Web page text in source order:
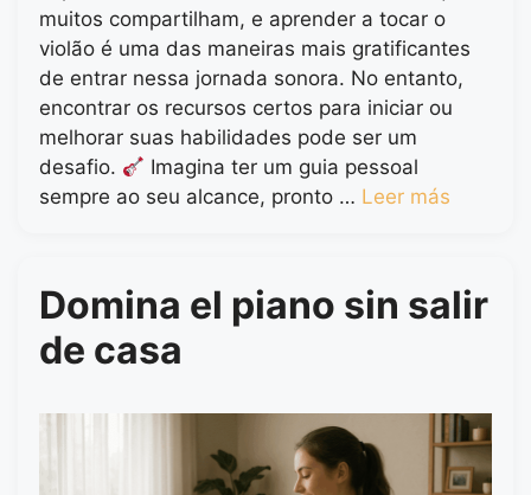
muitos compartilham, e aprender a tocar o
violão é uma das maneiras mais gratificantes
de entrar nessa jornada sonora. No entanto,
encontrar os recursos certos para iniciar ou
melhorar suas habilidades pode ser um
desafio.
Imagina ter um guia pessoal
sempre ao seu alcance, pronto … Leer más
Domina el piano sin salir
de casa